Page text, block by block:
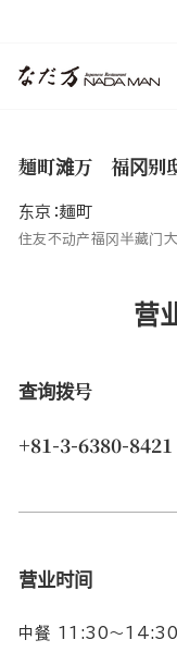
麺町滩万 福冈别
东京：麺町
住友不动产福冈半藏门
营
查询拨号
+81-3-6380-8421
营业时间
中餐 11:30～